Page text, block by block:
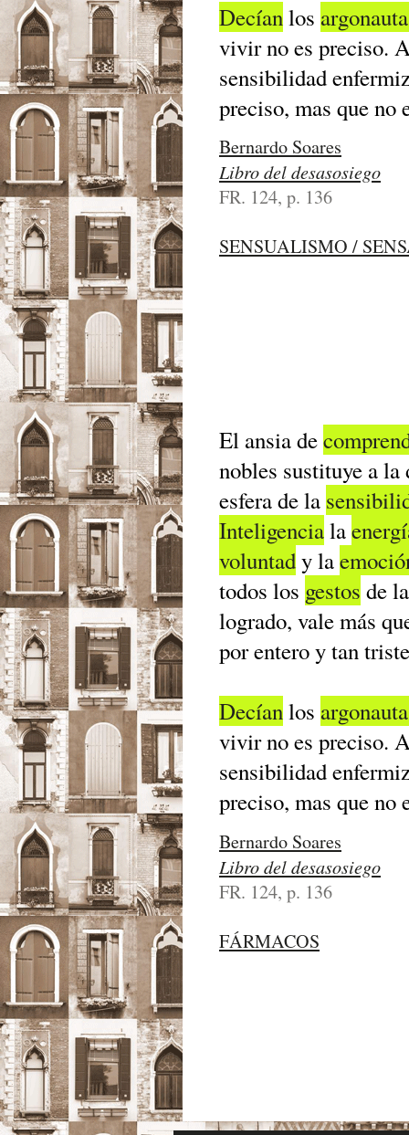
Decíanlos
vivir no es preciso.
sensibilidad
preciso, mas que no
Bernardo Soares
Libro del desasosiego
FR. 124, p. 136
SENSUALISMO /
El ansia de
nobles sustituye a
esfera de la
Inteligenciala
voluntady la
todos los gestos de
logrado, vale más
por entero y tan
Decíanlos
vivir no es preciso.
sensibilidad
preciso, mas que no
Bernardo Soares
Libro del desasosiego
FR. 124, p. 136
FÁRMACOS